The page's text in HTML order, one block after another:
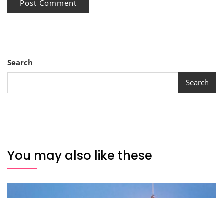
Search
Search
You may also like these